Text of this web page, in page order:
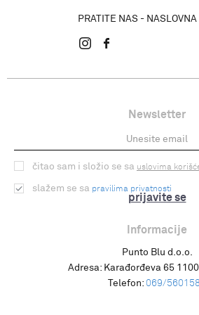
PRATITE NAS -
Newsletter
prijavite se
čitao sam i složio se sa uslovima
slažem se sa pravilima privatnosti
Informacije
Punto Blu d.o.o.
Adresa: Karađorđeva 65
Telefon: 069/